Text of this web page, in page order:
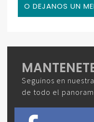
O DEJANOS UN
Seguinos en
de todo el